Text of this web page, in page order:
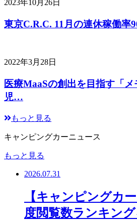
2023年10月26日
東京C.R.C. 11月の連休稼働
2022年3月28日
医療MaaSの創出を目指す「
児…
もっと見る
キャンピングカーニュース
もっと見る
2026.07.31
【キャンピングカ
度閲覧数ランキン